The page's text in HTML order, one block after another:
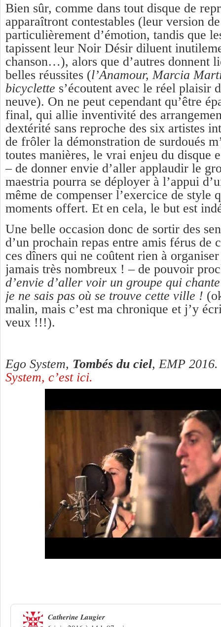
Bien sûr, comme dans tout disque de
apparaîtront contestables (leur version
particulièrement d’émotion, tandis que
tapissent leur Noir Désir diluent
chanson…), alors que d’autres donnent
belles réussites (l’Anamour, Marcia
bicyclette s’écoutent avec le réel plaisir
neuve). On ne peut cependant qu’être
final, qui allie inventivité des
dextérité sans reproche des six artistes
de frôler la démonstration de surdoués
toutes manières, le vrai enjeu du disque
– de donner envie d’aller applaudir le
maestria pourra se déployer à l’appui
même de compenser l’exercice de style
moments offert. Et en cela, le but est
Une belle occasion donc de sortir des
d’un prochain repas entre amis férus de
ces dîners qui ne coûtent rien à
jamais très nombreux ! – de pouvoir
d’envie d’aller voir un groupe qui
je ne sais pas où se trouve cette ville !
malin, mais c’est ma chronique et j’y
veux !!!).
Ego System, Tombés du ciel, EMP 2016.
System, c’est ici.
Catherine Laugier